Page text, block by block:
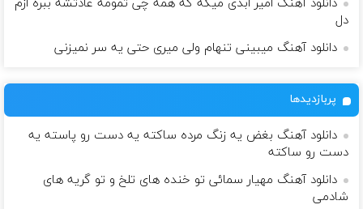
دانلود آهنگ امیر ابدی میگه که همه چی تمومه عادتشه ببره ازم
دل
دانلود آهنگ میبینی تنهام ولی میری حتی یه سر نمیزنی
پربازدیدها
دانلود آهنگ بغض یه زنگ مرده ساکته یه دست رو پاسته یه
دست رو ساکته
دانلود آهنگ مهیار سمائی تو خنده های تلخ و تو گریه های
شادمی